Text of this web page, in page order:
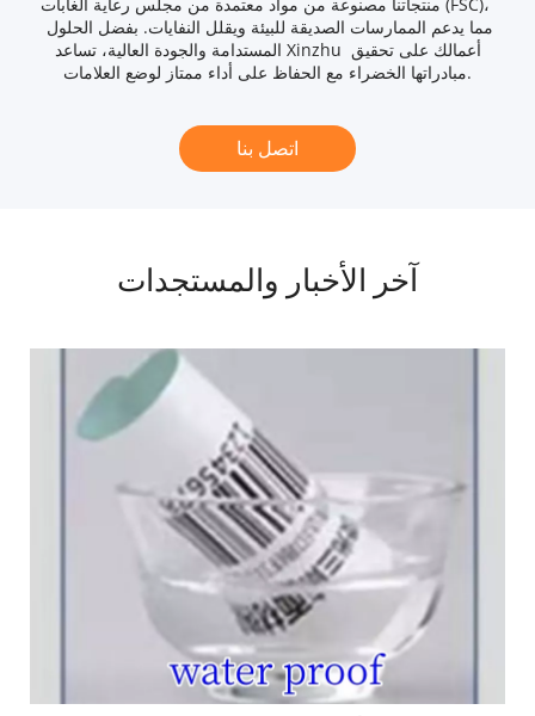
المستدامة والجودة العالية، تساعد Xinzhu أعمالك على تحقيق
مبادراتها الخضراء مع الحفاظ على أداء ممتاز لوضع العلامات.
اتصل بنا
آخر الأخبار والمستجدات